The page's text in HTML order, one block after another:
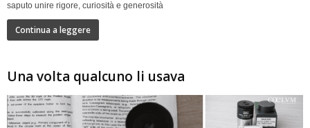
saputo unire rigore, curiosità e generosità
Continua a leggere
Una volta qualcuno li usava